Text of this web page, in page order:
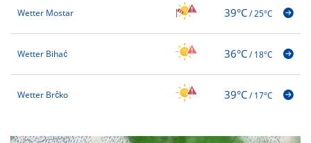
Wetter Mostar 39°C/25°C
Wetter Bihać 36°C/18°C
Wetter Brčko 39°C/17°C